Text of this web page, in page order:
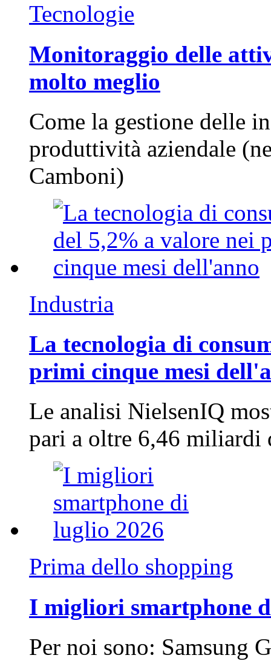
Tecnologie
Monitoraggio delle
molto meglio
Come la gestione delle
produttività aziendale
Camboni)
Industria
La tecnologia di
primi cinque mesi
Le analisi NielsenIQ
pari a oltre 6,46
Prima dello shopping
I migliori smartphone
Per noi sono: Samsung